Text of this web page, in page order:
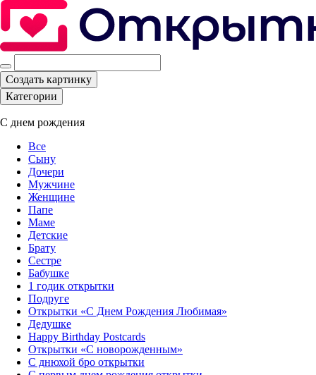
Создать картинку
Категории
С днем рождения
Все
Сыну
Дочери
Мужчине
Женщине
Папе
Маме
Детские
Брату
Сестре
Бабушке
1 годик открытки
Подруге
Открытки «С Днем Рождения Любимая»‎
Дедушке
Happy Birthday Postcards
Открытки «‎С новорожденным»
С днюхой бро открытки